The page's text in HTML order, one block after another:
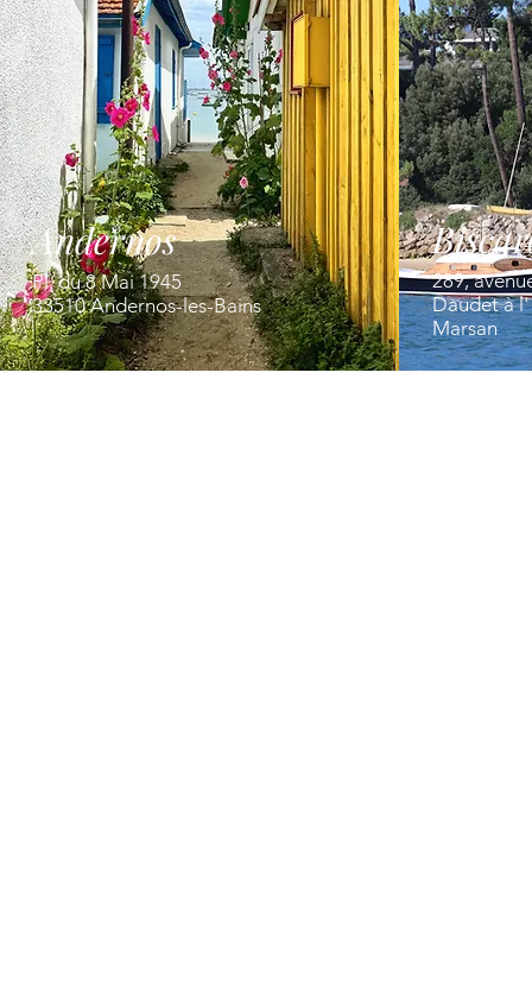
Andernos
Pl. du 8 Mai 1945
33510 Andernos-les-Bains
289,
Daudet à l'
Marsan